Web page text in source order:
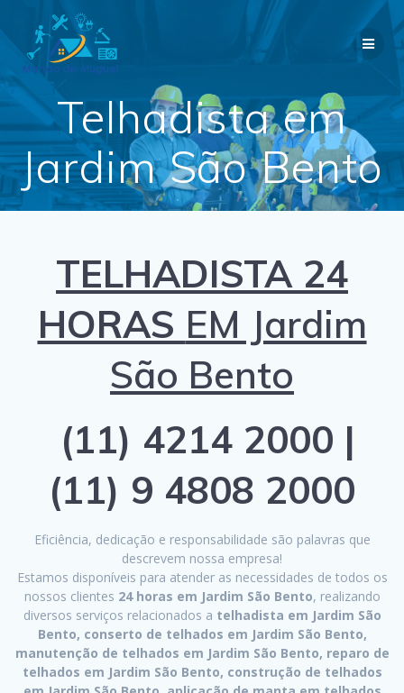
Telhadista em
Jardim São Bento
TELHADISTA 24
HORAS EM Jardim
São Bento
(11) 4214 2000 |
(11) 9 4808 2000
Eficiência, dedicação e responsabilidade são palavras que
descrevem nossa empresa!
Estamos disponíveis para atender as necessidades de todos os
nossos clientes 24 horas em Jardim São Bento, realizando
diversos serviços relacionados a telhadista em Jardim São
Bento, conserto de telhados em Jardim São Bento,
manutenção de telhados em Jardim São Bento, reparo de
telhados em Jardim São Bento, construção de telhados